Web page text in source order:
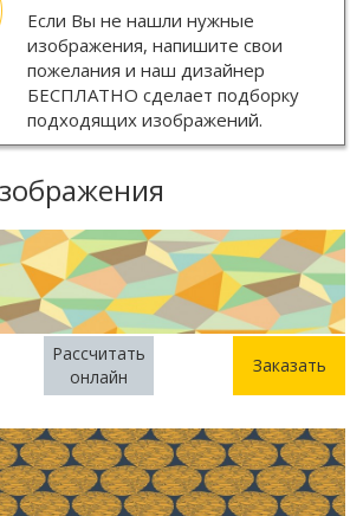
Если Вы не нашли нужные
изображения, напишите свои
пожелания и наш дизайнер
БЕСПЛАТНО сделает подборку
подходящих изображений.
Рассчитать
онлайн
Заказать